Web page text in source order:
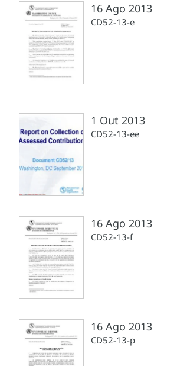
16 Ago 2013
CD52-13-e
1 Out 2013
CD52-13-ee
16 Ago 2013
CD52-13-f
16 Ago 2013
CD52-13-p